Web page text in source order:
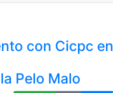
con Cicpc
Pelo Malo